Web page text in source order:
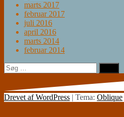
marts 2017
februar 2017
juli 2016
april 2016
marts 2014
februar 2014
Søg
efter:
Drevet af WordPress | Tema: Oblique